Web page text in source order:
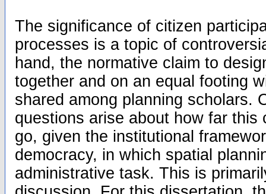
The significance of citizen
processes is a topic of
hand, the normative claim to
together and on an equal footing
shared among planning scholars.
questions arise about how far this
go, given the institutional
democracy, in which spatial
administrative task. This is